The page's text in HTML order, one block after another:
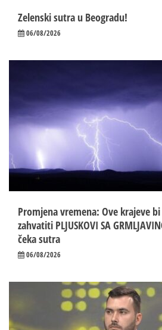
Zelenski sutra u Beogradu!
06/08/2026
Promjena vremena: Ove krajeve
zahvatiti PLJUSKOVI SA
čeka sutra
06/08/2026